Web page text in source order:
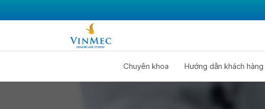
Chuyên khoa Hướng dẫn khách hàng